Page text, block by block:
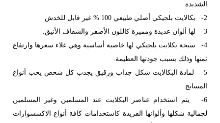
الشديدة.
2- بكالايت بلجيكي أصلي طبيعي 100 % غير قابل للخدش
3- لها ألوان عديدة ومميزة كاللون الأصفر والشفاف الأنيق.
4- سبحة بكلايت بلجيكي لها خاصية أساسية وهي غلاء سعرها وارتفاع
ثمنها وذلك بسبب جودتها العظيمة.
5- لمادة البكالايت شكل جذاب ورقيق يجذب كل شخص يحب أنواع
المسابح.
6- يتم استخدام عناصر البكلايت عند المسلمين وغير المسلمين
لجمالية شكلها وألوانها الفريدة كاستخدامات كافة أنواع الاكسسوارات